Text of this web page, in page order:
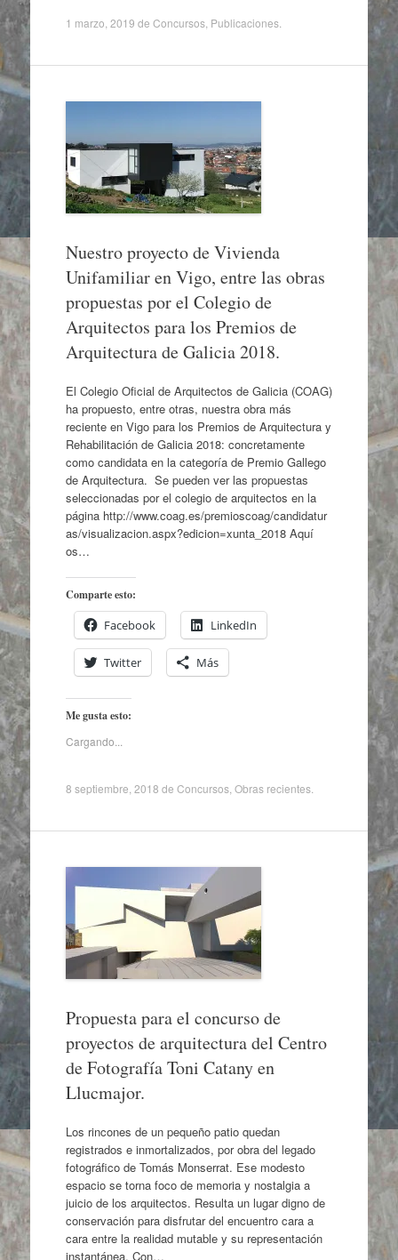
1 marzo, 2019 de Concursos, Publicaciones.
Nuestro proyecto de Vivienda
Unifamiliar en Vigo, entre las obras
propuestas por el Colegio de
Arquitectos para los Premios de
Arquitectura de Galicia 2018.
El Colegio Oficial de Arquitectos de Galicia (COAG)
ha propuesto, entre otras, nuestra obra más
reciente en Vigo para los Premios de Arquitectura y
Rehabilitación de Galicia 2018: concretamente
como candidata en la categoría de Premio Gallego
de Arquitectura. Se pueden ver las propuestas
seleccionadas por el colegio de arquitectos en la
página http://www.coag.es/premioscoag/candidatur
as/visualizacion.aspx?edicion=xunta_2018 Aquí
os…
Comparte esto:
Facebook LinkedIn
Twitter Más
Me gusta esto:
Cargando...
8 septiembre, 2018 de Concursos, Obras recientes.
Propuesta para el concurso de
proyectos de arquitectura del Centro
de Fotografía Toni Catany en
Llucmajor.
Los rincones de un pequeño patio quedan
registrados e inmortalizados, por obra del legado
fotográfico de Tomás Monserrat. Ese modesto
espacio se torna foco de memoria y nostalgia a
juicio de los arquitectos. Resulta un lugar digno de
conservación para disfrutar del encuentro cara a
cara entre la realidad mutable y su representación
instantánea. Con…